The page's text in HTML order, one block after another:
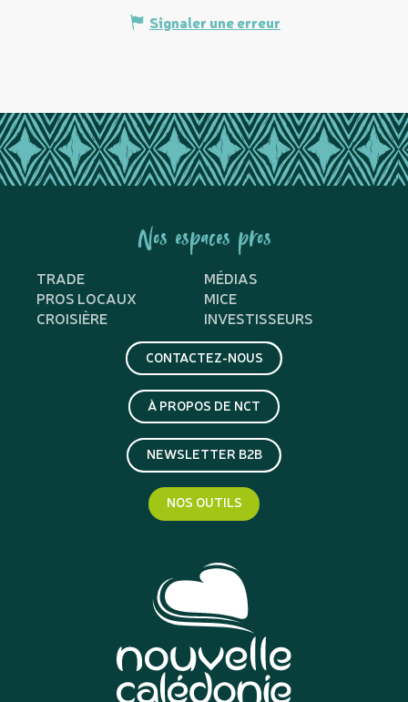
Signaler une erreur
Nos espaces pros
TRADE
MÉDIAS
PROS LOCAUX
MICE
CROISIÈRE
INVESTISSEURS
CONTACTEZ-NOUS
À PROPOS DE NCT
NEWSLETTER B2B
NOS OUTILS